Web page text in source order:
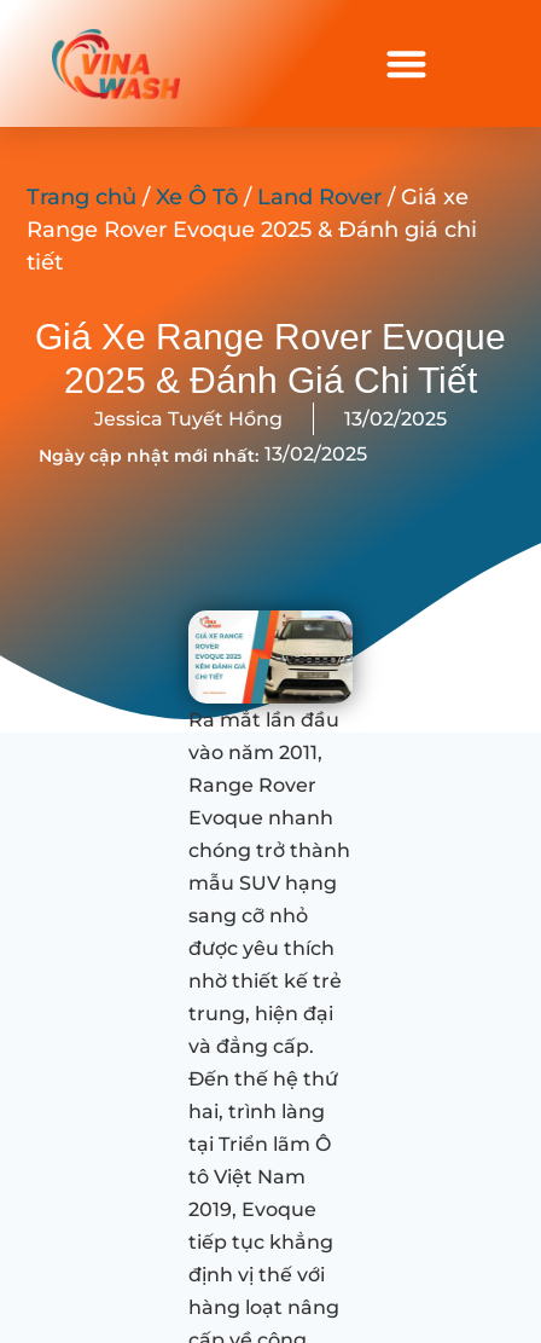
Trang chủ /Xe Ô Tô / Land Rover / Giá xe
Range Rover Evoque 2025 & Đánh giá chi
tiết
Giá Xe Range Rover Evoque
2025 & Đánh Giá Chi Tiết
Jessica Tuyết Hồng 13/02/2025
Ngày cập nhật mới nhất: 13/02/2025
Ra mắt lần đầu
vào năm 2011,
Range Rover
Evoque nhanh
chóng trở thành
mẫu SUV hạng
sang cỡ nhỏ
được yêu thích
nhờ thiết kế trẻ
trung, hiện đại
và đẳng cấp.
Đến thế hệ thứ
hai, trình làng
tại Triển lãm Ô
tô Việt Nam
2019, Evoque
tiếp tục khẳng
định vị thế với
hàng loạt nâng